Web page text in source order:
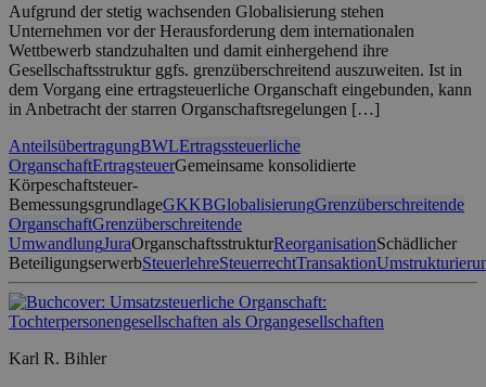
Aufgrund der stetig wachsenden Globalisierung stehen
Unternehmen vor der Herausforderung dem internationalen
Wettbewerb standzuhalten und damit einhergehend ihre
Gesellschaftsstruktur ggfs. grenzüberschreitend auszuweiten. Ist in
dem Vorgang eine ertragsteuerliche Organschaft eingebunden, kann
in Anbetracht der starren Organschaftsregelungen […]
AnteilsübertragungBWLErtragssteuerliche
OrganschaftErtragsteuerGemeinsame konsolidierte
Körpeschaftsteuer-
BemessungsgrundlageGKKBGlobalisierungGrenzüberschreitende
OrganschaftGrenzüberschreitende
UmwandlungJuraOrganschaftsstrukturReorganisationSchädlicher
BeteiligungserwerbSteuerlehreSteuerrechtTransaktion
Karl R. Bihler